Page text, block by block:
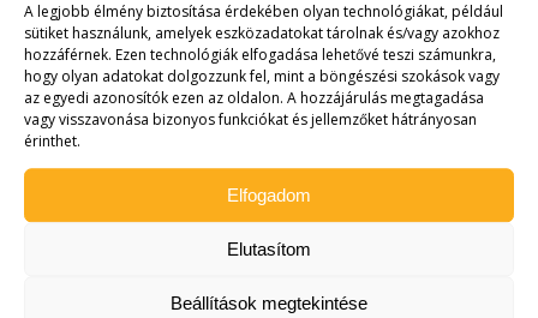
A legjobb élmény biztosítása érdekében olyan technológiákat, például
sütiket használunk, amelyek eszközadatokat tárolnak és/vagy azokhoz
hozzáférnek. Ezen technológiák elfogadása lehetővé teszi számunkra,
hogy olyan adatokat dolgozzunk fel, mint a böngészési szokások vagy
az egyedi azonosítók ezen az oldalon. A hozzájárulás megtagadása
vagy visszavonása bizonyos funkciókat és jellemzőket hátrányosan
érinthet.
Elfogadom
Elutasítom
Beállítások megtekintése
Méret: 250 × 250 × 895 mm (szélesség ×
mélység × magasság)
Elegáns, modern plexi kialakítás
Stabil és helytakarékos kivitel
Könnyen tisztítható felület
rendezvénykellék és elegáns vizuális kiegészítő.
Ha fontos az esztétikus megjelenés és a
állvány tartós megoldást kínál.